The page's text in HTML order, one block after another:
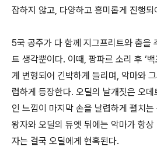
잡하지 않고, 다양하고 흥미롭게 진행되
5국 공주가 다 함께 지그프리트와 춤을
트 생각뿐이다. 이때, 팡파르 소리 후 ‘
게 변형되어 긴박하게 들리며, 악마와
렵하게 등장한다. 오딜의 날개짓은 오
인 느낌이 마지막 손을 날렵하게 펼치
왕자와 오딜의 듀엣 뒤에는 악마가 항
자는 결국 오딜에게 현혹된다.